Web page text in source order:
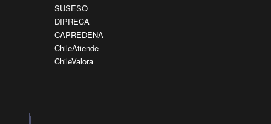
SUSESO
DIPRECA
CAPREDENA
ChileAtiende
ChileValora